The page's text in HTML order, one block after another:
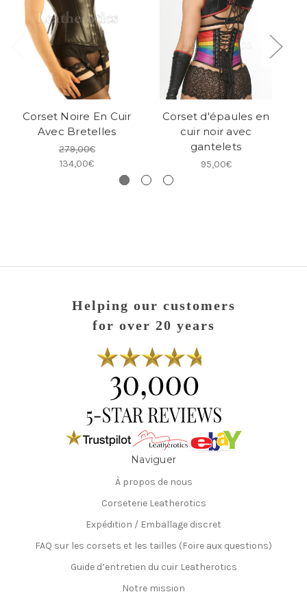
Corset Noire En Cuir
Avec Bretelles
279,00€
134,00€
Corset d'épaules en
cuir noir avec
gantelets
95,00€
Helping our customers
for over 20 years
Naviguer
À propos de nous
Corseterie Leatherotics
Expédition / Emballage discret
FAQ sur les corsets et les tailles (Foire aux questions)
Guide d’entretien du cuir Leatherotics
Notre mission